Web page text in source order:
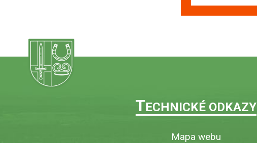
TECHNICKÉ ODKAZY
Mapa webu